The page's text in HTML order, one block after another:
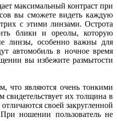
максимальный контраст при
вы сможете видеть каждую
с этими линзами. Острота
блики и ореолы, которую
линзы, особенно важны для
автомобиль в ночное время
вы избежите размытости
что являются очень тонкими
их толщина в
своей закругленной
ношении пользователь не